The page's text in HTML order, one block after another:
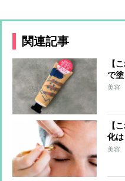
関連記事
【
で
が
美容
【
化
す
美容